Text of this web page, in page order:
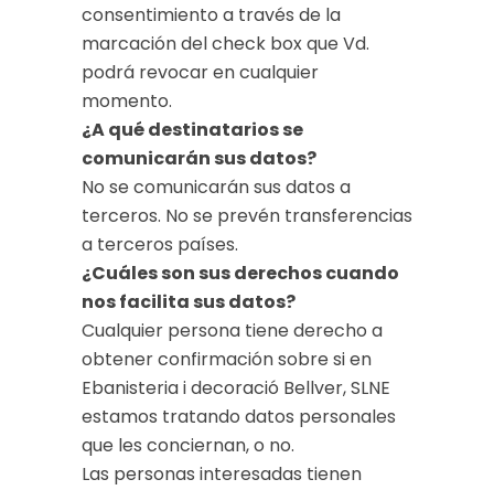
consentimiento a través de la
marcación del check box que Vd.
podrá revocar en cualquier
momento.
¿A qué destinatarios se
comunicarán sus datos?
No se comunicarán sus datos a
terceros. No se prevén transferencias
a terceros países.
¿Cuáles son sus derechos cuando
nos facilita sus datos?
Cualquier persona tiene derecho a
obtener confirmación sobre si en
Ebanisteria i decoració Bellver, SLNE
estamos tratando datos personales
que les conciernan, o no.
Las personas interesadas tienen